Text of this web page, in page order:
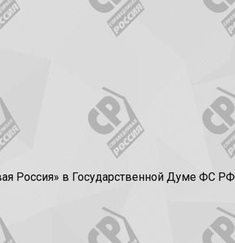
Россия» в Государственной Думе ФС РФ